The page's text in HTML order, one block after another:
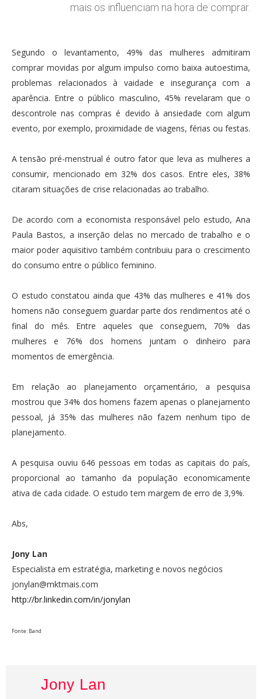
mais os influenciam na hora de comprar.
Segundo o levantamento, 49% das mulheres admitiram
comprar movidas por algum impulso como baixa autoestima,
problemas relacionados à vaidade e insegurança com a
aparência. Entre o público masculino, 45% revelaram que o
descontrole nas compras é devido à ansiedade com algum
evento, por exemplo, proximidade de viagens, férias ou festas.
A tensão pré-menstrual é outro fator que leva as mulheres a
consumir, mencionado em 32% dos casos. Entre eles, 38%
citaram situações de crise relacionadas ao trabalho.
De acordo com a economista responsável pelo estudo, Ana
Paula Bastos, a inserção delas no mercado de trabalho e o
maior poder aquisitivo também contribuiu para o crescimento
do consumo entre o público feminino.
O estudo constatou ainda que 43% das mulheres e 41% dos
homens não conseguem guardar parte dos rendimentos até o
final do mês. Entre aqueles que conseguem, 70% das
mulheres e 76% dos homens juntam o dinheiro para
momentos de emergência.
Em relação ao planejamento orçamentário, a pesquisa
mostrou que 34% dos homens fazem apenas o planejamento
pessoal, já 35% das mulheres não fazem nenhum tipo de
planejamento.
A pesquisa ouviu 646 pessoas em todas as capitais do país,
proporcional ao tamanho da população economicamente
ativa de cada cidade. O estudo tem margem de erro de 3,9%.
Abs,
Jony Lan
Especialista em estratégia, marketing e novos negócios
jonylan@mktmais.com
http://br.linkedin.com/in/jonylan
Fonte: Band
Jony Lan